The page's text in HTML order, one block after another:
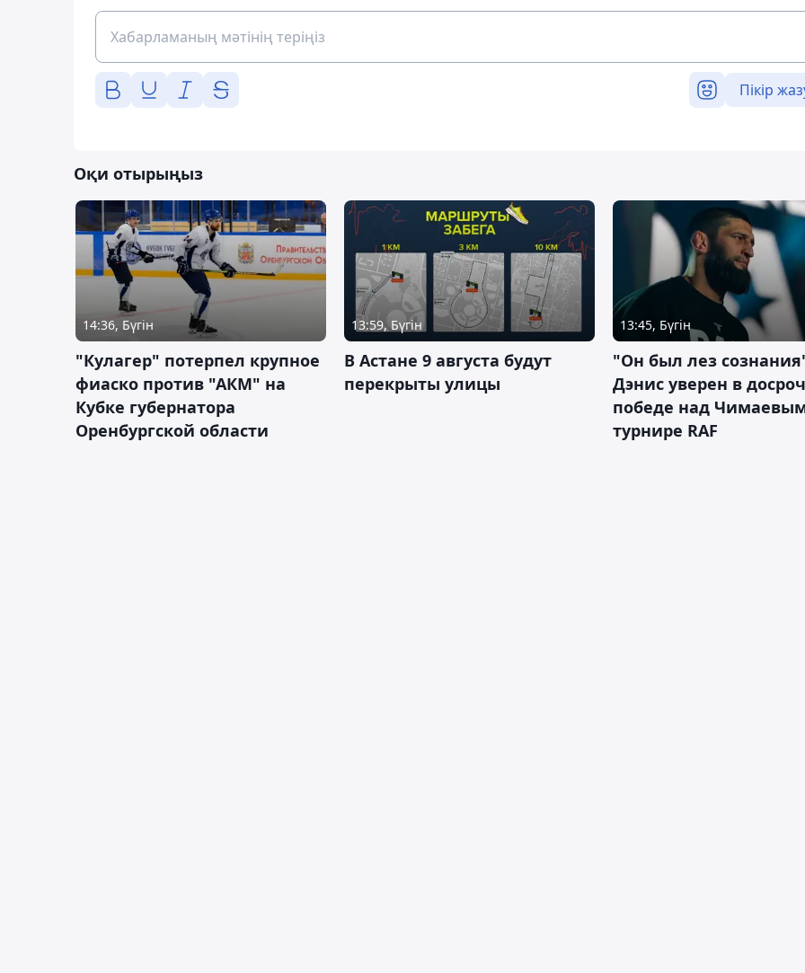
Пікір
Оқи отырыңыз
14:36, Бүгін
"Кулагер" потерпел крупное
фиаско против "АКМ" на
Кубке губернатора
Оренбургской области
13:59, Бүгін
В Астане 9 августа будут
перекрыты улицы
13:45, Бүгін
"Он был лез
Дэнис уверен в
победе над
турнире RAF